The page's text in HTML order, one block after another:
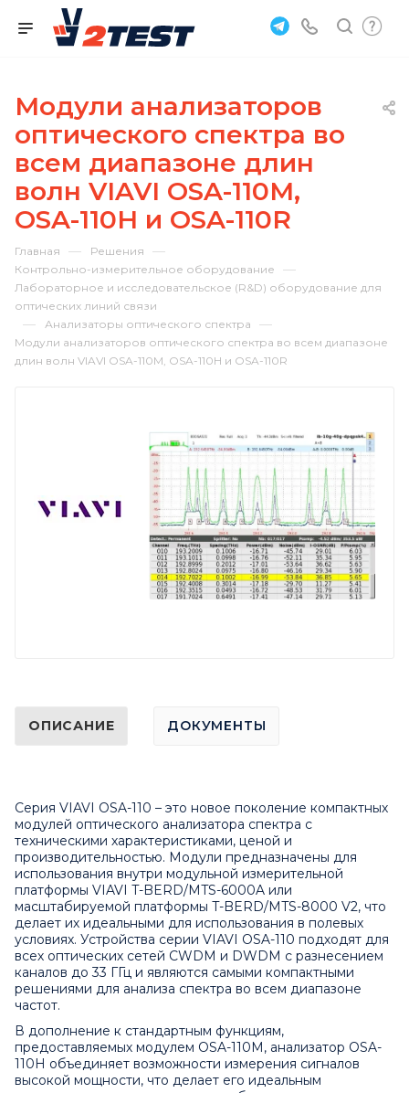
Модули анализаторов
оптического спектра во
всем диапазоне длин
волн VIAVI OSA-110M,
OSA-110H и OSA-110R
Главная — Решения —
Контрольно-измерительное оборудование —
Лабораторное и исследовательское (R&D) оборудование для
оптических линий связи
— Анализаторы оптического спектра —
Модули анализаторов оптического спектра во всем диапазоне
длин волн VIAVI OSA-110M, OSA-110H и OSA-110R
ОПИСАНИЕ ДОКУМЕНТЫ
Серия VIAVI OSA-110 – это новое поколение компактных
модулей оптического анализатора спектра с
техническими характеристиками, ценой и
производительностью. Модули предназначены для
использования внутри модульной измерительной
платформы VIAVI T-BERD/MTS-6000A или
масштабируемой платформы T-BERD/MTS-8000 V2, что
делает их идеальными для использования в полевых
условиях. Устройства серии VIAVI OSA-110 подходят для
всех оптических сетей CWDM и DWDM с разнесением
каналов до 33 ГГц и являются самыми компактными
решениями для анализа спектра во всем диапазоне
частот.
В дополнение к стандартным функциям,
предоставляемых модулем OSA-110M, анализатор OSA-
110H объединяет возможности измерения сигналов
высокой мощности, что делает его идеальным